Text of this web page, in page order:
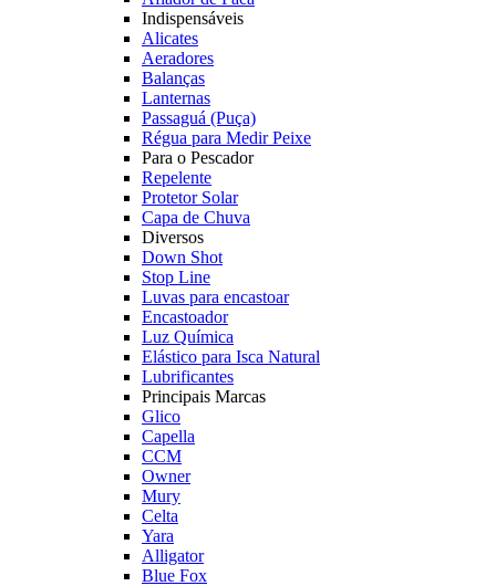
Indispensáveis
Alicates
Aeradores
Balanças
Lanternas
Passaguá (Puça)
Régua para Medir Peixe
Para o Pescador
Repelente
Protetor Solar
Capa de Chuva
Diversos
Down Shot
Stop Line
Luvas para encastoar
Encastoador
Luz Química
Elástico para Isca Natural
Lubrificantes
Principais Marcas
Glico
Capella
CCM
Owner
Mury
Celta
Yara
Alligator
Blue Fox